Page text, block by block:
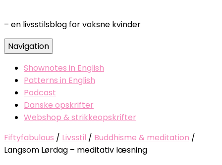
– en livsstilsblog for voksne kvinder
Navigation
Shownotes in English
Patterns in English
Podcast
Danske opskrifter
Webshop & strikkeopskrifter
Fiftyfabulous / Livsstil / Buddhisme & meditation /
Langsom Lørdag – meditativ læsning